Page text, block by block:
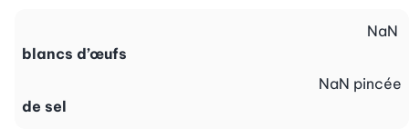
blancs d’œufs
NaN
de sel
NaN pincée